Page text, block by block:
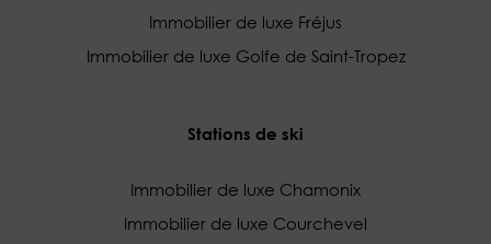
Immobilier de luxe Fréjus
Immobilier de luxe Golfe de Saint-Tropez
Stations de ski
Immobilier de luxe Chamonix
Immobilier de luxe Courchevel